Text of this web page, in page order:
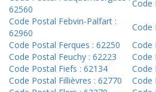
62560
Code
Code Postal Febvin-Palfart :
62960
Code
Code Postal Ferques : 62250
Code
Code Postal Feuchy : 62223
Code
Code Postal Fiefs : 62134
Code
Code Postal Fillièvres : 62770
Code